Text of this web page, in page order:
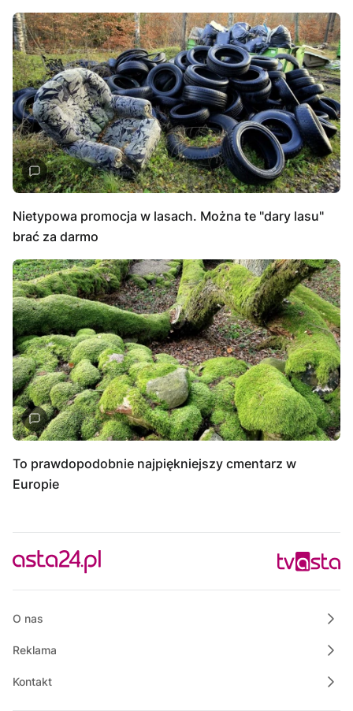
Nietypowa promocja w lasach. Można te "dary lasu"
brać za darmo
To prawdopodobnie najpiękniejszy cmentarz w
Europie
O nas
Reklama
Kontakt